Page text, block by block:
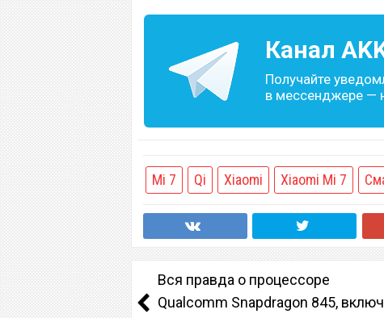
Канал
Получайте
в мессенджере —
Mi 7 Qi Xiaomi Xiaomi Mi 7
Вся правда о процессоре
Qualcomm Snapdragon 845,